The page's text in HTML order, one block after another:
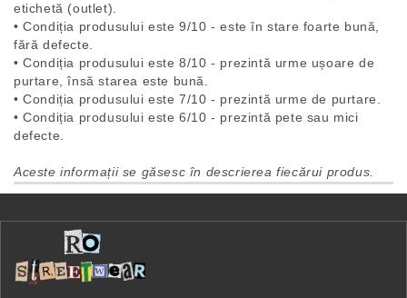
etichetă (outlet).
• Condiția produsului este 9/10 - este în stare foarte bună,
fără defecte.
• Condiția produsului este 8/10 - prezintă urme ușoare de
purtare, însă starea este bună.
• Condiția produsului este 7/10 - prezintă urme de purtare.
• Condiția produsului este 6/10 - prezintă pete sau mici
defecte.
Aceste informații se găsesc în descrierea fiecărui produs.